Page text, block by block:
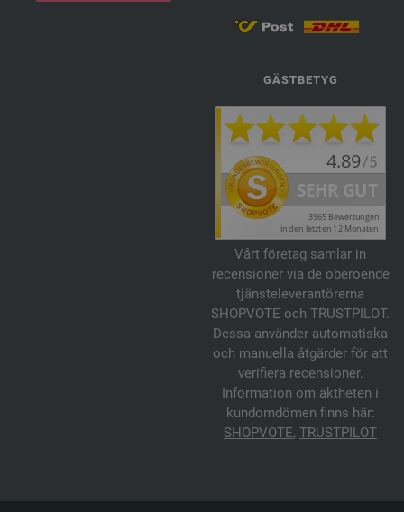
GÄSTBETYG
Vårt företag samlar in
recensioner via de oberoende
tjänsteleverantörerna
SHOPVOTE och TRUSTPILOT.
Dessa använder automatiska
och manuella åtgärder för att
verifiera recensioner.
Information om äktheten i
kundomdömen finns här:
SHOPVOTE, TRUSTPILOT